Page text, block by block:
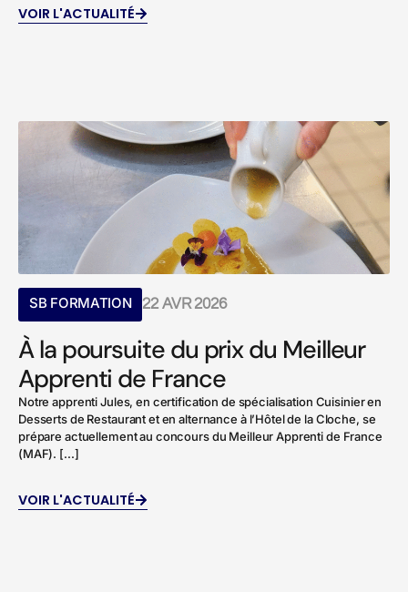
VOIR L'ACTUALITÉ
SB FORMATION 22 AVR 2026
À la poursuite du prix du Meilleur
Apprenti de France
Notre apprenti Jules, en certification de spécialisation Cuisinier en
Desserts de Restaurant et en alternance à l’Hôtel de la Cloche, se
prépare actuellement au concours du Meilleur Apprenti de France
(MAF). [...]
VOIR L'ACTUALITÉ